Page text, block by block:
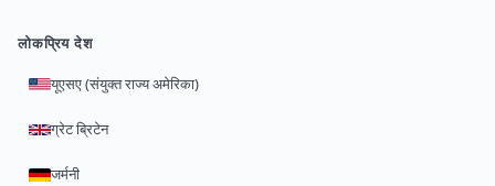
लोकप्रिय देश
यूएसए (संयुक्त राज्य अमेरिका)
ग्रेट ब्रिटेन
जर्मनी